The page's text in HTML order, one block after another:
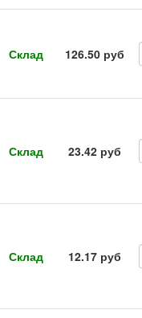
Склад 126.50 руб
Склад 23.42 руб
Склад 12.17 руб